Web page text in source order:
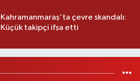
Kahramanmaraş'ta çevre skandalı:
Küçük takipçi ifşa etti